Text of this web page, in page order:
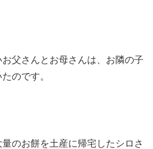
父さんとお母さんは、お隣の子
のです。
のお餅を土産に帰宅したシロさ